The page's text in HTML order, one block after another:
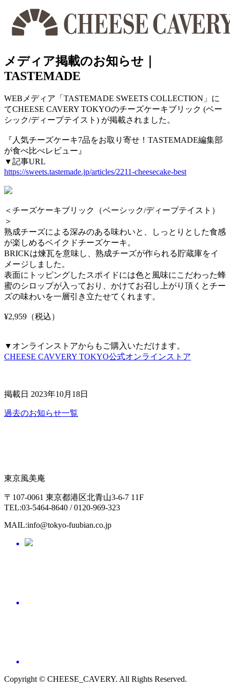
メディア掲載のお知らせ｜
TASTEMADE
WEBメディア「TASTEMADE SWEETS COLLECTION」に
てCHEESE CAVERY TOKYOのチーズケーキブリック (ベー
シック/ディープテイスト) が掲載されました。
『人気チーズケーキ7品をお取り寄せ！TASTEMADE編集部
が食べ比べレビュー』
▼記事URL
https://sweets.tastemade.jp/articles/2211-cheesecake-best
＜チーズケーキブリック（ベーシック/ディープテイスト）
＞
熟成チーズによる深みのある味わいと、しっとりとした食感
が楽しめるベイクドチーズケーキ。
BRICKは煉瓦を意味し、熟成チーズが作られる貯蔵庫をイ
メージしました。
表面にトッピングしたスポイドには色と風味にこだわった蜂
蜜のシロップが入っており、かけてお召し上がり頂くとチー
ズの味わいを一層引き立たせてくれます。
¥2,959（税込）
▼オンラインストアからもご購入いただけます。
CHEESE CAVVERY TOKYO公式オンラインストア
掲載日 2023年10月18日
過去のお知らせ一覧
東京風美庵
〒107-0061 東京都港区北青山3-6-7 11F
TEL:03-5464-8640 / 0120-969-323
MAIL:info@tokyo-fuubian.co.jp
Copyright © CHEESE_CAVERY. All Rights Reserved.